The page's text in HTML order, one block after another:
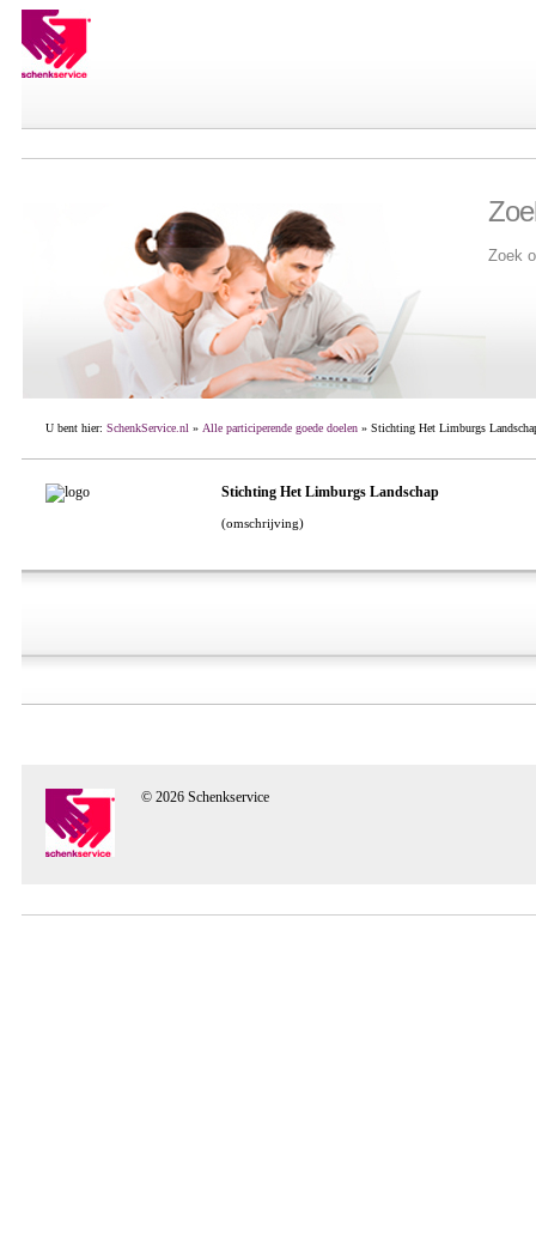
Zoek
U bent hier: SchenkService.nl » Alle participerende goede doelen» Stichting Het Limburgs
Stichting Het Limburgs Landschap
(omschrijving)
© 2026 Schenkservice